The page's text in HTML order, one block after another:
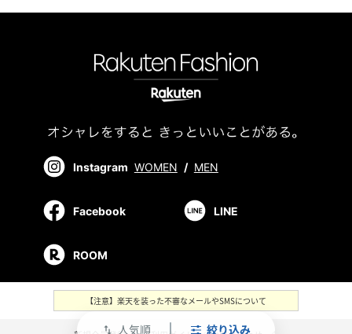
swap_vert 人気順 絞り込み
Instagram WOMEN / MEN
Facebook LINE
ROOM
【注意】楽天を装った不審なメールやSMSについて